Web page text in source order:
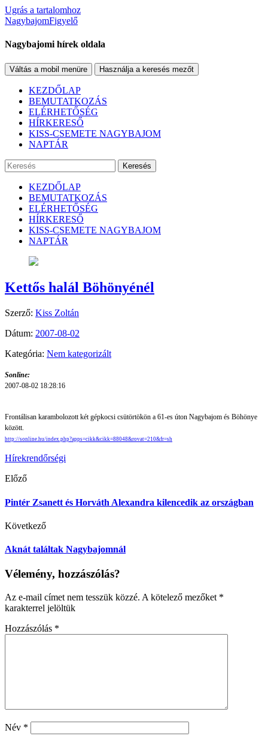
Ugrás a tartalomhoz
NagybajomFigyelő
Nagybajomi hírek oldala
Váltás a mobil menüre Használja a keresés mezőt
KEZDŐLAP
BEMUTATKOZÁS
ELÉRHETŐSÉG
HÍRKERESŐ
KISS-CSEMETE NAGYBAJOM
NAPTÁR
Keresés
KEZDŐLAP
BEMUTATKOZÁS
ELÉRHETŐSÉG
HÍRKERESŐ
KISS-CSEMETE NAGYBAJOM
NAPTÁR
Kettős halál Böhönyénél
Szerző: Kiss Zoltán
Dátum: 2007-08-02
Kategória: Nem kategorizált
Sonline:
2007-08-02 18:28:16
Frontálisan karambolozott két gépkocsi csütörtökön a 61-es úton Nagybajom és Böhönye
között.
http://sonline.hu/index.php?apps=cikk&cikk=88048&rovat=210&fr=sh
Hírekrendőrségi
Előző
Pintér Zsanett és Horváth Alexandra kilencedik az országban
Következő
Aknát találtak Nagybajomnál
Vélemény, hozzászólás?
Az e-mail címet nem tesszük közzé. A kötelező mezőket *
karakterrel jelöltük
Hozzászólás *
Név *